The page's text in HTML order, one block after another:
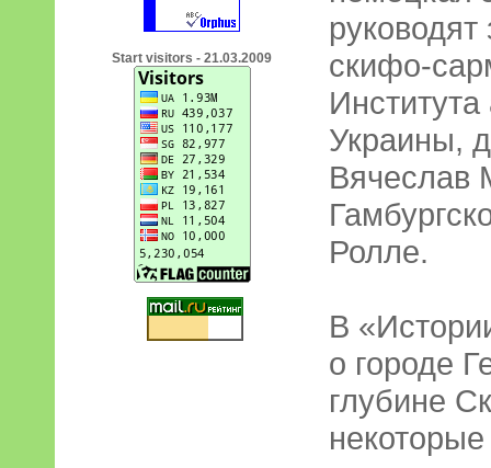
Start visitors - 21.03.2009
скифо-
Украины,
Вячеслав
Ролле.
В
о городе
глубине